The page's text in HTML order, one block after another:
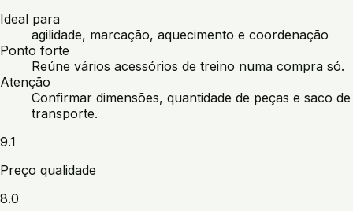
Ideal para
agilidade, marcação, aquecimento e coordenação
Ponto forte
Reúne vários acessórios de treino numa compra só.
Atenção
Confirmar dimensões, quantidade de peças e saco de
transporte.
9.1
Preço qualidade
8.0